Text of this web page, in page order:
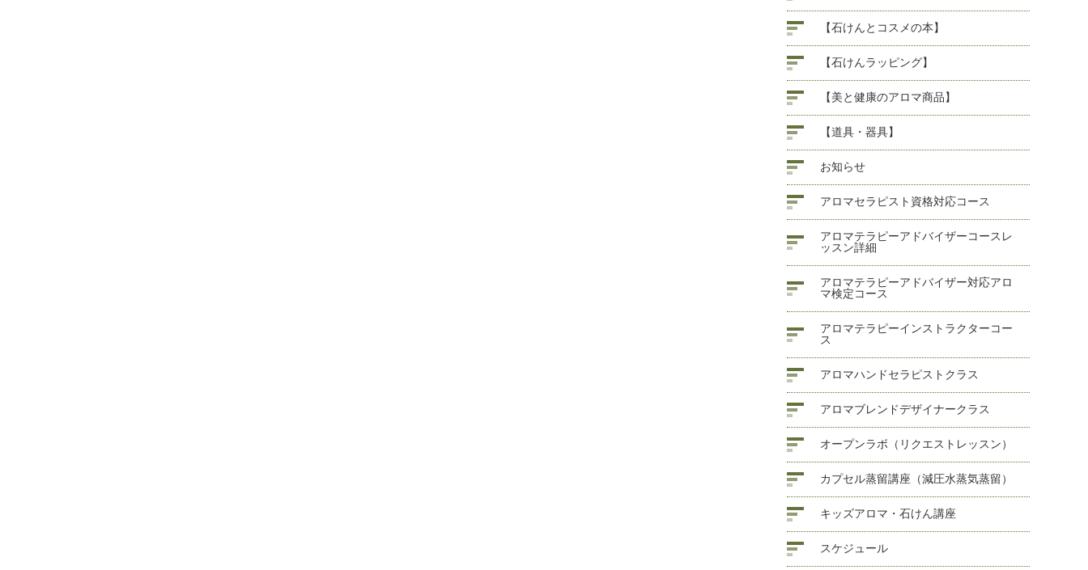
【石けんとコスメの本】
【石けんラッピング】
【美と健康のアロマ商品】
【道具・器具】
お知らせ
アロマセラピスト資格対応コース
アロマテラピーアドバイザーコースレ
ッスン詳細
アロマテラピーアドバイザー対応アロ
マ検定コース
アロマテラピーインストラクターコー
ス
アロマハンドセラピストクラス
アロマブレンドデザイナークラス
オープンラボ（リクエストレッスン）
カプセル蒸留講座（減圧水蒸気蒸留）
キッズアロマ・石けん講座
スケジュール